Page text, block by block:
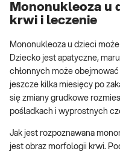
Mononukleoza u
krwi i leczenie
Mononukleoza u dzieci
Dziecko jest apatyczne,
chłonnych może
jeszcze kilka miesięcy po
się zmiany grudkowe
pośladkach i wyprostnych
Jak jest rozpoznawana
jest obraz morfologii krwi.